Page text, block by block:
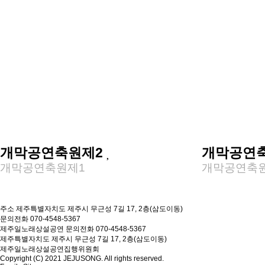
개막공연축원제2
개막공연축원제1
개막공연
개막공연축
주소 제주특별자치도 제주시 무근성 7길 17, 2층(삼도이동)
문의전화 070-4548-5367
제주일노래상설공연 문의전화 070-4548-5367
제주특별자치도 제주시 무근성 7길 17, 2층(삼도이동)
제주일노래상설공연집행위원회
Copyright (C) 2021 JEJUSONG. All rights reserved.